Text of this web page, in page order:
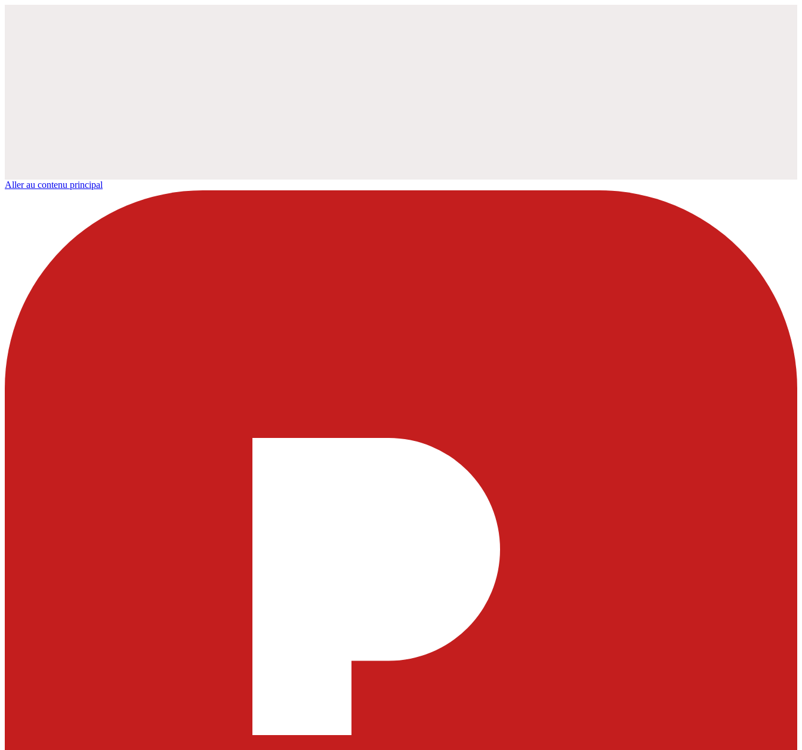
Aller au contenu principal